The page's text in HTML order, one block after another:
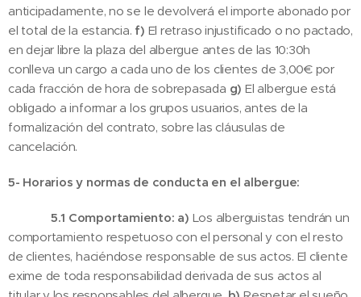
anticipadamente, no se le devolverá el importe abonado por
el total de la estancia. f) El retraso injustificado o no pactado,
en dejar libre la plaza del albergue antes de las 10:30h
conlleva un cargo a cada uno de los clientes de 3,00€ por
cada fracción de hora de sobrepasada g) El albergue está
obligado a informar a los grupos usuarios, antes de la
formalización del contrato, sobre las cláusulas de
cancelación.
5- Horarios y normas de conducta en el albergue:
5.1 Comportamiento: a) Los alberguistas tendrán un
comportamiento respetuoso con el personal y con el resto
de clientes, haciéndose responsable de sus actos. El cliente
exime de toda responsabilidad derivada de sus actos al